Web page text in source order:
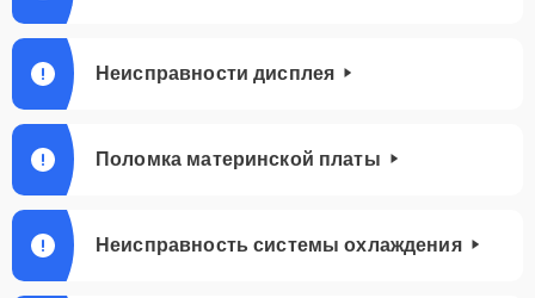
Неисправности дисплея
Поломка материнской платы
Неисправность системы охлаждения